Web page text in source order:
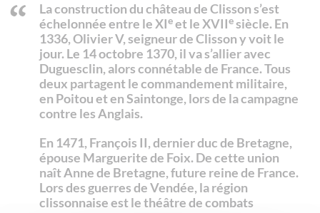
La construction du château de Clisson s’est
échelonnée entre le XIeet le XVIIesiècle. En
1336, Olivier V, seigneur de Clisson y voit le
jour. Le 14 octobre 1370, il va s’allier avec
Duguesclin, alors connétable de France. Tous
deux partagent le commandement militaire,
en Poitou et en Saintonge, lors de la campagne
contre les Anglais.
En 1471, François II, dernier duc de Bretagne,
épouse Marguerite de Foix. De cette union
naît Anne de Bretagne, future reine de France.
Lors des guerres de Vendée, la région
clissonnaise est le théâtre de combats